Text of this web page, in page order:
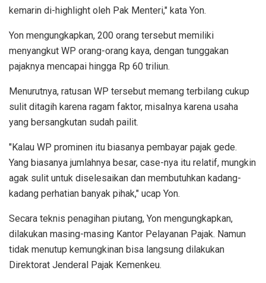
kemarin di-highlight oleh Pak Menteri," kata Yon.
Yon mengungkapkan, 200 orang tersebut memiliki
menyangkut WP orang-orang kaya, dengan tunggakan
pajaknya mencapai hingga Rp 60 triliun.
Menurutnya, ratusan WP tersebut memang terbilang cukup
sulit ditagih karena ragam faktor, misalnya karena usaha
yang bersangkutan sudah pailit.
"Kalau WP prominen itu biasanya pembayar pajak gede.
Yang biasanya jumlahnya besar, case-nya itu relatif, mungkin
agak sulit untuk diselesaikan dan membutuhkan kadang-
kadang perhatian banyak pihak," ucap Yon.
Secara teknis penagihan piutang, Yon mengungkapkan,
dilakukan masing-masing Kantor Pelayanan Pajak. Namun
tidak menutup kemungkinan bisa langsung dilakukan
Direktorat Jenderal Pajak Kemenkeu.